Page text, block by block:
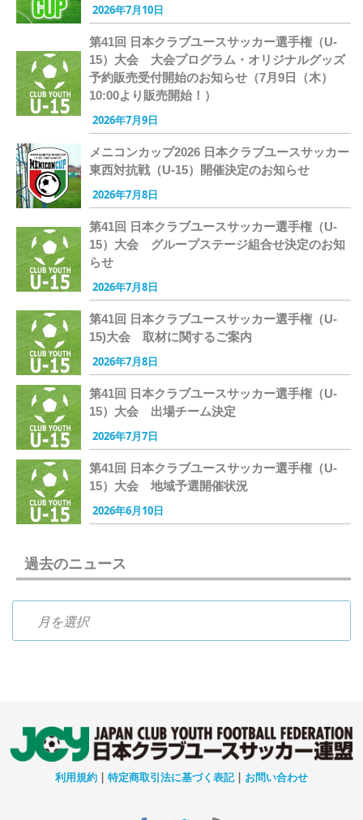
2026年7月10日
第41回 日本クラブユースサッカー選手権（U-
15）大会 大会プログラム・オリジナルグッズ
予約販売受付開始のお知らせ（7月9日（木）
10:00より販売開始！）
2026年7月9日
メニコンカップ2026 日本クラブユースサッカー
東西対抗戦（U-15）開催決定のお知らせ
2026年7月8日
第41回 日本クラブユースサッカー選手権（U-
15）大会 グループステージ組合せ決定のお知
らせ
2026年7月8日
第41回 日本クラブユースサッカー選手権（U-
15)大会 取材に関するご案内
2026年7月8日
第41回 日本クラブユースサッカー選手権（U-
15）大会 出場チーム決定
2026年7月7日
第41回 日本クラブユースサッカー選手権（U-
15）大会 地域予選開催状況
2026年6月10日
過去のニュース
利用規約 | 特定商取引法に基づく表記| お問い合わせ